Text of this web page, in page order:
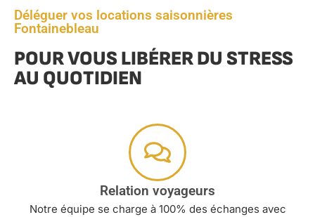
Déléguer vos locations saisonnières
Fontainebleau
POUR VOUS LIBÉRER DU STRESS
AU QUOTIDIEN
Relation voyageurs
Notre équipe se charge à 100% des échanges avec